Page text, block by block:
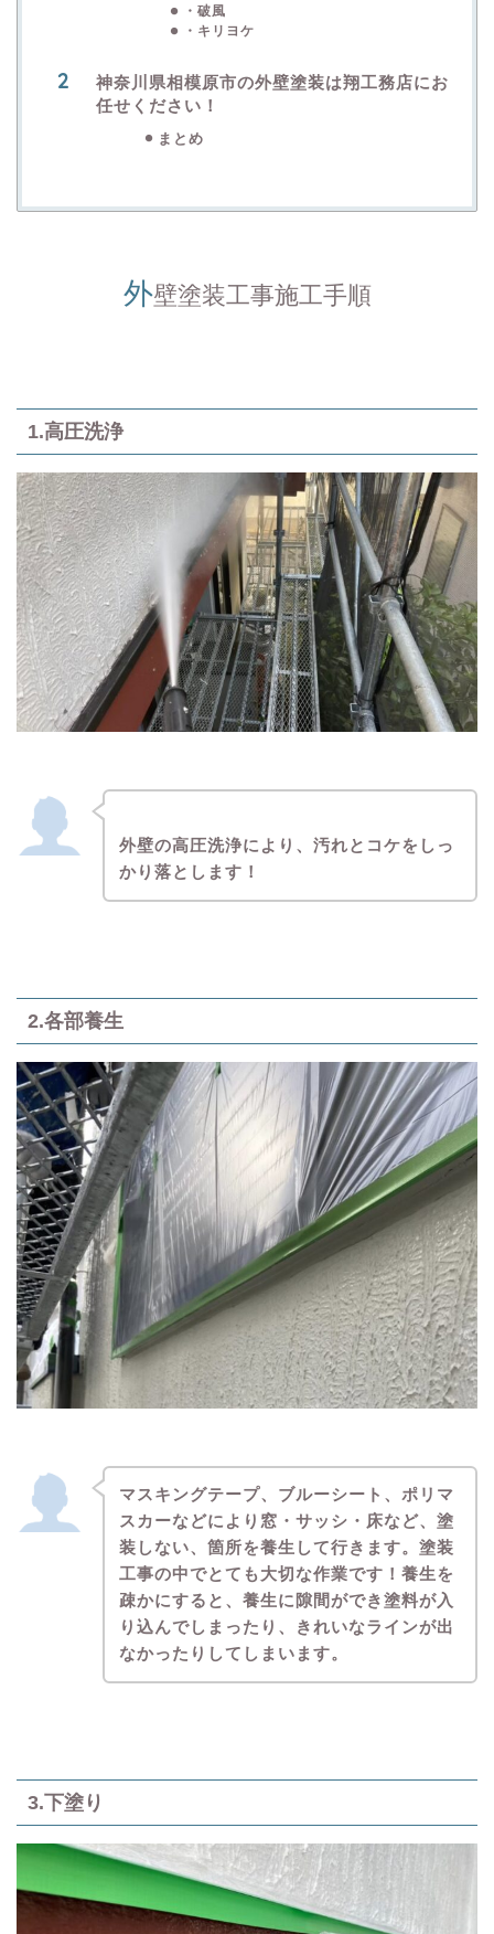
・破風
・キリヨケ
神奈川県相模原市の外壁塗装は翔工務店にお
任せください！
まとめ
外壁塗装工事施工手順
1.高圧洗浄
外壁の高圧洗浄により、汚れとコケをしっ
かり落とします！
2.各部養生
マスキングテープ、ブルーシート、ポリマ
スカーなどにより窓・サッシ・床など、塗
装しない、箇所を養生して行きます。塗装
工事の中でとても大切な作業です！養生を
疎かにすると、養生に隙間ができ塗料が入
り込んでしまったり、きれいなラインが出
なかったりしてしまいます。
3.下塗り